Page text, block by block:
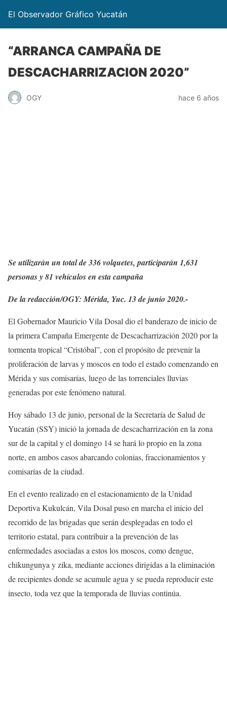
El Observador Gráfico Yucatán
“ARRANCA CAMPAÑA DE
DESCACHARRIZACION 2020”
OGY hace 6 años
Se utilizarán un total de 336 volquetes, participarán 1,631
personas y 81 vehículos en esta campaña
De la redacción/OGY: Mérida, Yuc. 13 de junio 2020.-
El Gobernador Mauricio Vila Dosal dio el banderazo de inicio de
la primera Campaña Emergente de Descacharrización 2020 por la
tormenta tropical “Cristóbal”, con el propósito de prevenir la
proliferación de larvas y moscos en todo el estado comenzando en
Mérida y sus comisarías, luego de las torrenciales lluvias
generadas por este fenómeno natural.
Hoy sábado 13 de junio, personal de la Secretaría de Salud de
Yucatán (SSY) inició la jornada de descacharrización en la zona
sur de la capital y el domingo 14 se hará lo propio en la zona
norte, en ambos casos abarcando colonias, fraccionamientos y
comisarías de la ciudad.
En el evento realizado en el estacionamiento de la Unidad
Deportiva Kukulcán, Vila Dosal puso en marcha el inicio del
recorrido de las brigadas que serán desplegadas en todo el
territorio estatal, para contribuir a la prevención de las
enfermedades asociadas a estos los moscos, como dengue,
chikungunya y zika, mediante acciones dirigidas a la eliminación
de recipientes donde se acumule agua y se pueda reproducir este
insecto, toda vez que la temporada de lluvias continúa.